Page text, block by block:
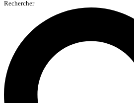
Rechercher